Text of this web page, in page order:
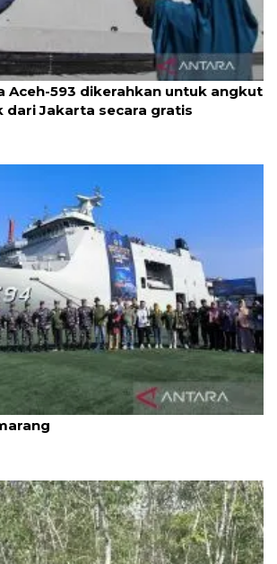
Aceh-593 dikerahkan untuk angkut
dari Jakarta secara gratis
1.200 pemudik ke Babel